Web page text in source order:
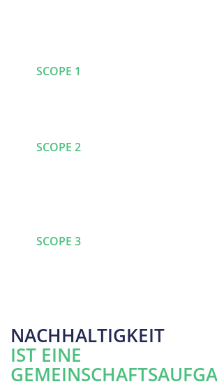
SCOPE 1
SCOPE 2
SCOPE 3
NACHHALTIGKEIT
IST EINE